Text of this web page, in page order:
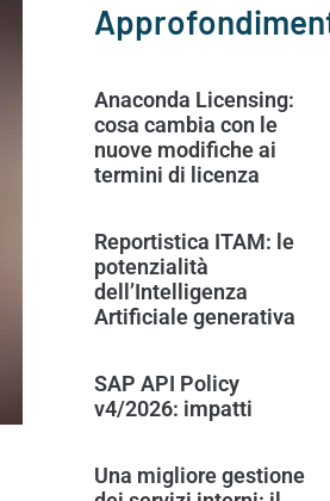
Anaconda Licensing:
cosa cambia con le
nuove modifiche ai
termini di licenza
Reportistica ITAM: le
potenzialità
dell’Intelligenza
Artificiale generativa
SAP API Policy
v4/2026: impatti
Una migliore gestione